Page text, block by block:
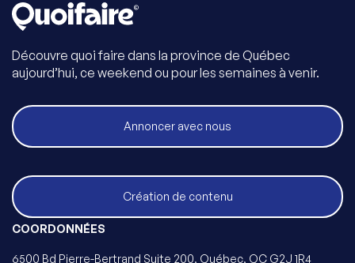
Découvre quoi faire dans la province de Québec
aujourd’hui, ce weekend ou pour les semaines à venir.
Annoncer avec nous
Création de contenu
COORDONNÉES
6500 Bd Pierre-Bertrand Suite 200, Québec, QC G2J 1R4